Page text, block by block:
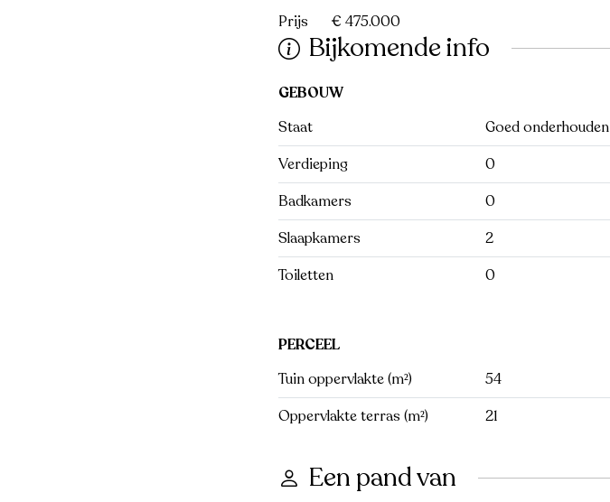
Prijs € 475.000
Bijkomende info
GEBOUW
Staat
Goed onderhouden
Verdieping
0
Badkamers
0
Slaapkamers
2
Toiletten
0
PERCEEL
Tuin oppervlakte (m²)
54
Oppervlakte terras (m²)
21
Een pand van